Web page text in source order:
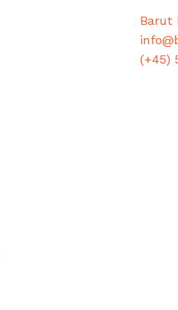
Barut
(+45)